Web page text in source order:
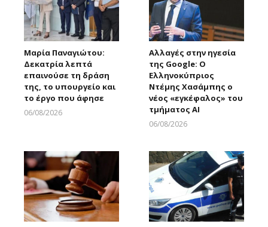
Μαρία Παναγιώτου:
Δεκατρία λεπτά
επαινούσε τη δράση
της, το υπουργείο και
το έργο που άφησε
06/08/2026
Αλλαγές στην ηγεσία
της Google: Ο
Ελληνοκύπριος
Ντέμης Χασάμπης ο
νέος «εγκέφαλος» του
τμήματος AI
06/08/2026